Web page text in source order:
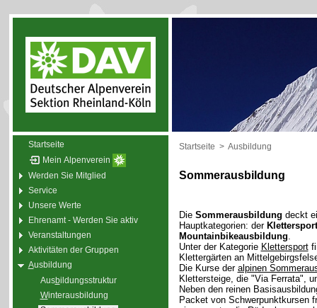
Startseite
Mein Alpenverein
Werden Sie Mitglied
Service
Unsere Werte
Ehrenamt - Werden Sie aktiv
Veranstaltungen
Aktivitäten der Gruppen
Ausbildung
Ausbildungsstruktur
Winterausbildung
Startseite > Ausbildung
Sommerausbildung
Die Sommerausbildung deckt
Hauptkategorien: der
Mountainbikeausbildung.
Unter der Kategorie Klettersport
Klettergärten an
Die Kurse der alpinen
Klettersteige, die "Via Ferrata",
Neben den reinen
Packet von Schwerpunktkursen